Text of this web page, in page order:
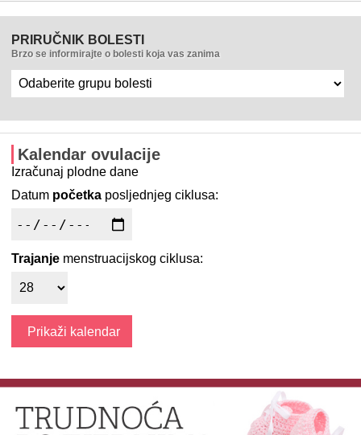
PRIRUČNIK BOLESTI
Brzo se informirajte o bolesti koja vas zanima
Kalendar ovulacije
Izračunaj plodne dane
Datum početka posljednjeg ciklusa:
Trajanje menstruacijskog ciklusa: